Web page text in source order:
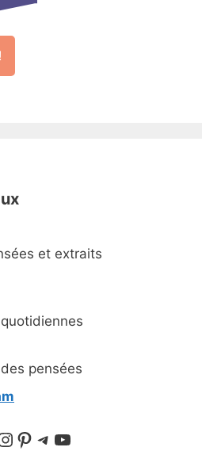
et extraits
pensées
sur Facebook
sur Instagram
Pinterest
Sur Telegram
YouTube